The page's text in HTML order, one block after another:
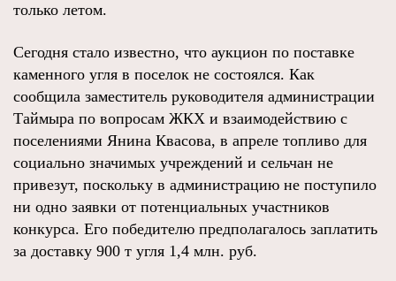
только летом.
Сегодня стало известно, что аукцион по поставке
каменного угля в поселок не состоялся. Как
сообщила заместитель руководителя администрации
Таймыра по вопросам ЖКХ и взаимодействию с
поселениями Янина Квасова, в апреле топливо для
социально значимых учреждений и сельчан не
привезут, поскольку в администрацию не поступило
ни одно заявки от потенциальных участников
конкурса. Его победителю предполагалось заплатить
за доставку 900 т угля 1,4 млн. руб.